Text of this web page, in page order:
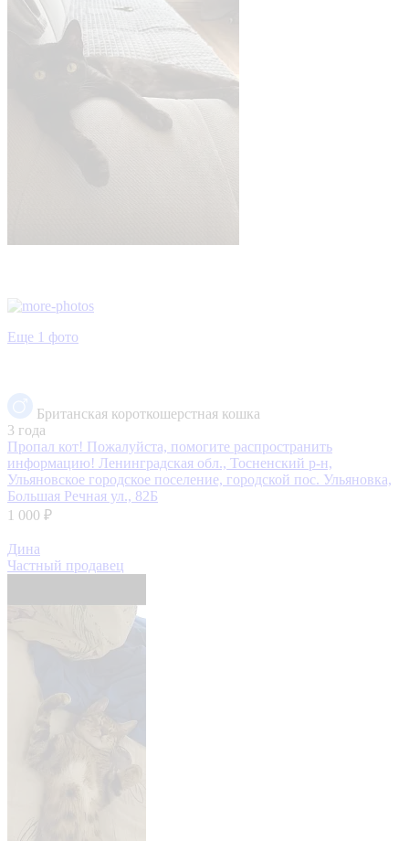
Еще 1 фото
Британская короткошерстная кошка
3 года
Пропал кот! Пожалуйста, помогите распространить
информацию! Ленинградская обл., Тосненский р-н,
Ульяновское городское поселение, городской пос. Ульяновка,
Большая Речная ул., 82Б
1 000 ₽
Дина
Частный продавец